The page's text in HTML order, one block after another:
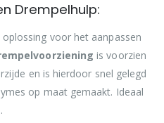
Drempelhulp:
oplossing voor het aanpassen
is voorzien
en is hierdoor snel gelegd
op maat gemaakt. Ideaal
.